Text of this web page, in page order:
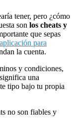
tener, pero ¿cómo
son los cheats y
que sepas
aplicación para
la cuenta.
y condiciones,
una
tipo bajo tu propia
no son fiables y